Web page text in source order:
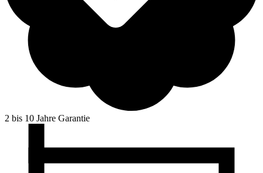
2 bis 10 Jahre Garantie